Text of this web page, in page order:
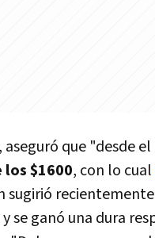
, aseguró que "desde
$1600, con lo cual
sugirió
se ganó una dura